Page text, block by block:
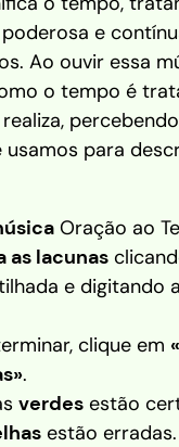
e
Ao ouvir essa
o tempo é
para
Oração ao
as lacunas
e digitando
clique em
.
verdes estão
estão erradas.